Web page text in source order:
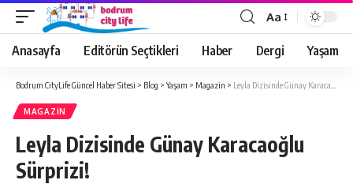
Aa
Anasayfa Editörün Seçtikleri Haber Dergi Yaşam
Bodrum CityLife Güncel Haber Sitesi > Blog >Yaşam > Magazin > Leyla Dizisinde Günay Karacaoğlu Sürprizi!
MAGAZIN
Leyla Dizisinde Günay Karacaoğlu
Sürprizi!